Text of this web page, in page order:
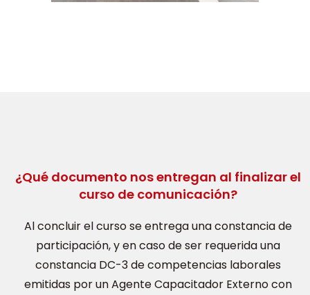
¿Qué documento nos entregan al finalizar el
curso de comunicación?
Al concluir el curso se entrega una constancia de
participación, y en caso de ser requerida una
constancia DC-3 de competencias laborales
emitidas por un Agente Capacitador Externo con